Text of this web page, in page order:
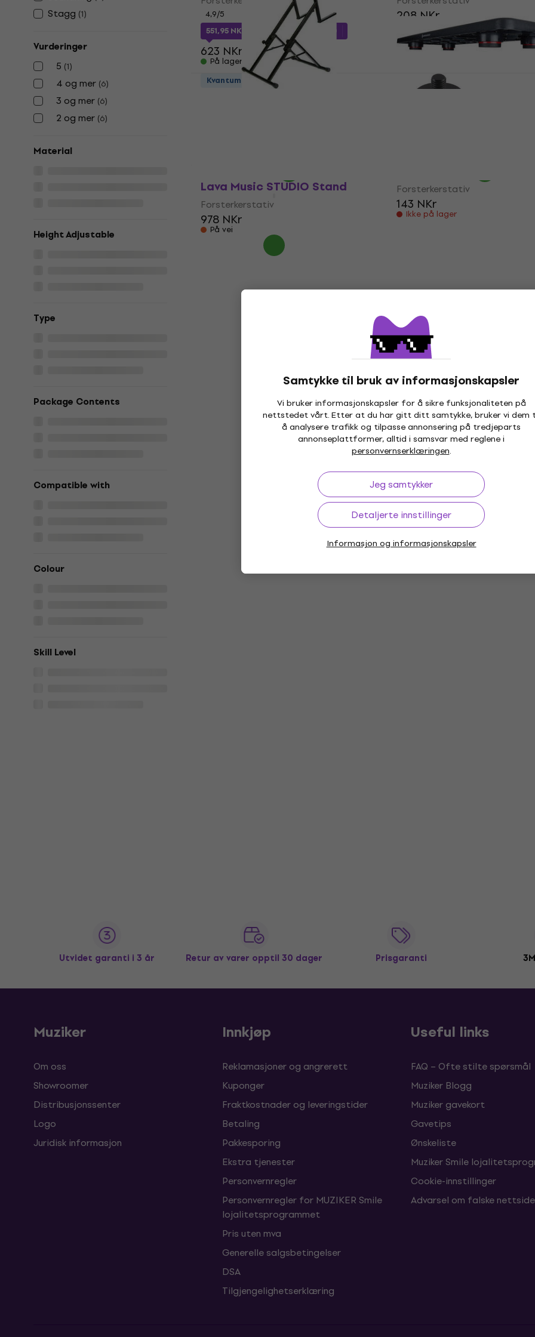
Samtykke til bruk av informasjonskapsler
Vi bruker informasjonskapsler for å sikre funksjonaliteten på
nettstedet vårt. Etter at du har gitt ditt samtykke, bruker vi dem
å analysere trafikk og tilpasse annonsering på tredjeparts
annonseplattformer, alltid i samsvar med reglene i
personvernserklæringen.
Jeg samtykker
Detaljerte innstillinger
Informasjon og informasjonskapsler
Stagg (1)
Vurderinger
5 (1)
4 og mer (6)
3 og mer (6)
2 og mer (6)
Material
Height Adjustable
Тype
Package Contents
Compatible with
Colour
Skill Level
4,9/5
551,95 NKr
med kode MUZMUZ-10
623 NKr
På lager
208 NKr
Platinum GAS100 IsoAcoustics STAGE-1-
Kvantumsrabatt
Lava Music STUDIO Stand
Forsterkerstativ
978 NKr
På vei
Forsterkerstativ
143 NKr
Ikke på lager
Utvidet garanti i 3 år Retur av varer opptil 30 dager Prisgaranti
Muziker
Om oss
Showroomer
Distribusjonssenter
Logo
Juridisk informasjon
Innkjøp
Reklamasjoner og angrerett
Kuponger
Fraktkostnader og leveringstider
Betaling
Pakkesporing
Ekstra tjenester
Personvernregler
Personvernregler for MUZIKER Smile
lojalitetsprogrammet
Pris uten mva
Generelle salgsbetingelser
DSA
Tilgjengelighetserklæring
Useful links
FAQ – Ofte stilte spørsmål
Muziker Blogg
Muziker gavekort
Gavetips
Ønskeliste
Muziker Smile
Cookie-innstillinger
Advarsel om falske